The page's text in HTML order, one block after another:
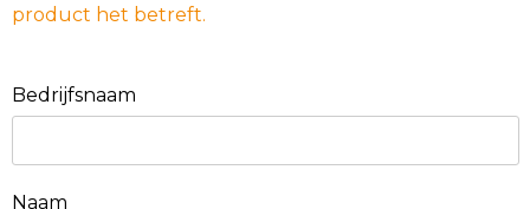
product het betreft.
Bedrijfsnaam
Naam